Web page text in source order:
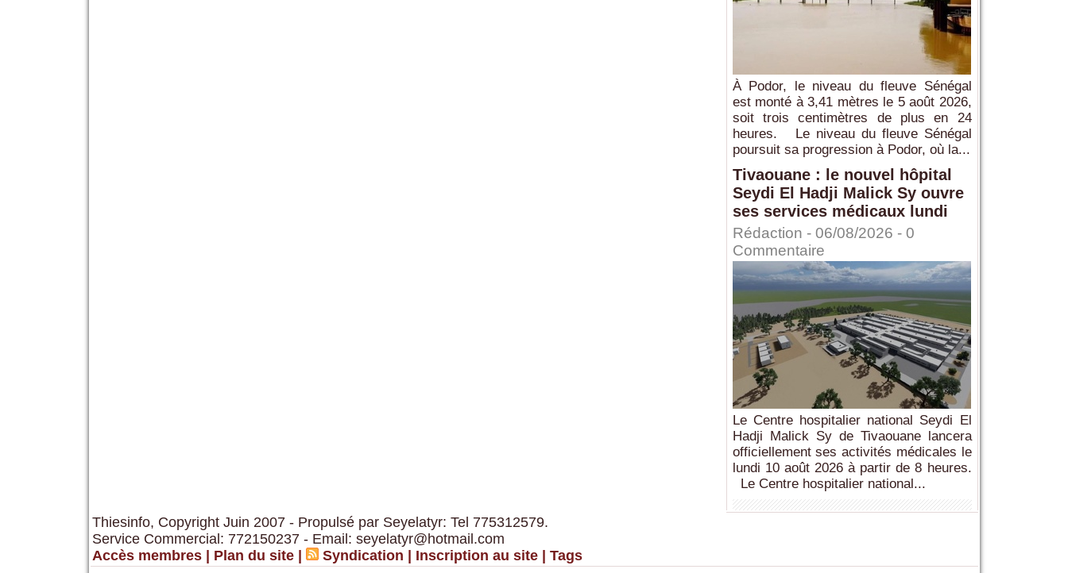
À Podor, le niveau du fleuve Sénégal
est monté à 3,41 mètres le 5 août 2026,
soit trois centimètres de plus en 24
heures. Le niveau du fleuve Sénégal
poursuit sa progression à Podor, où la...
Tivaouane : le nouvel hôpital
Seydi El Hadji Malick Sy ouvre
ses services médicaux lundi
Rédaction - 06/08/2026 - 0
Commentaire
Le Centre hospitalier national Seydi El
Hadji Malick Sy de Tivaouane lancera
officiellement ses activités médicales le
lundi 10 août 2026 à partir de 8 heures.
Le Centre hospitalier national...
Thiesinfo, Copyright Juin 2007 - Propulsé par Seyelatyr: Tel 775312579.
Service Commercial: 772150237 - Email: seyelatyr@hotmail.com
Accès membres
Plan du site Syndication Inscription au site Tags